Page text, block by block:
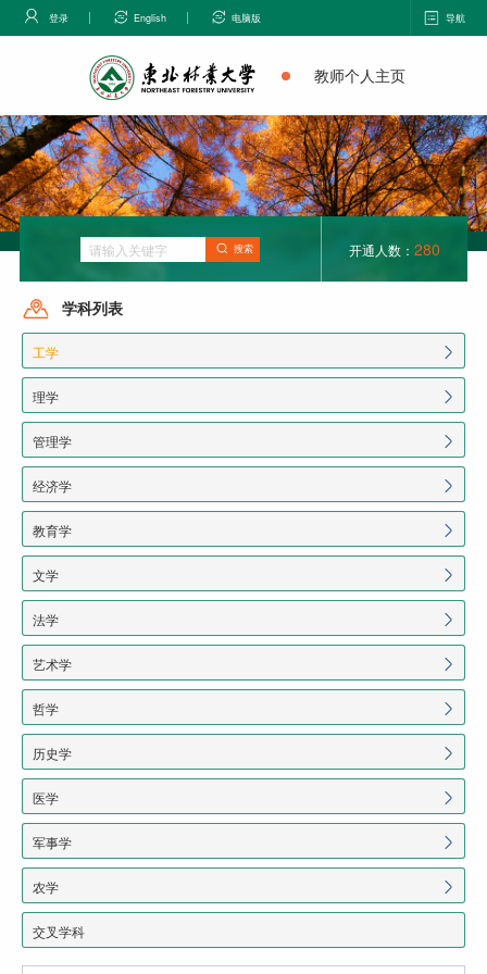
登录 English 电脑版 导航
教师个人主页
搜索 开通人数： 280
学科列表
工学
理学
管理学
经济学
教育学
文学
法学
艺术学
哲学
历史学
医学
军事学
农学
交叉学科